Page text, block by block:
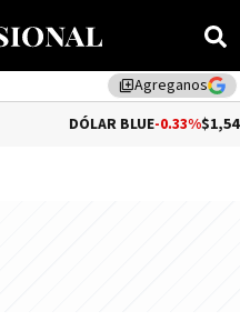
library_addAgreganos
-0.33%$1,540.00